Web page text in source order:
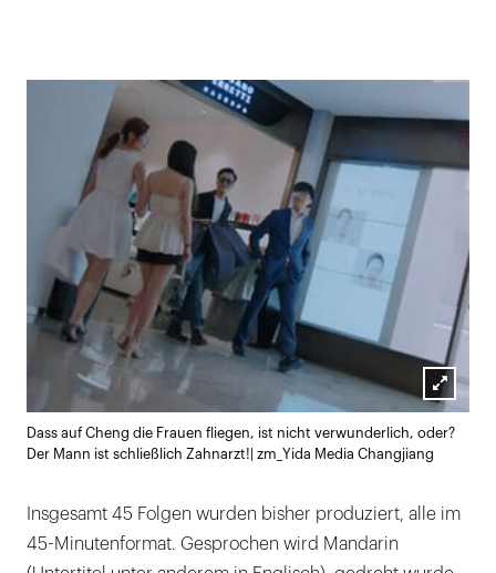
öffnen
Dass auf Cheng die Frauen fliegen, ist nicht verwunderlich, oder?
Der Mann ist schließlich Zahnarzt!| zm_Yida Media Changjiang
Insgesamt 45 Folgen wurden bisher produziert, alle im
45-Minutenformat. Gesprochen wird Mandarin